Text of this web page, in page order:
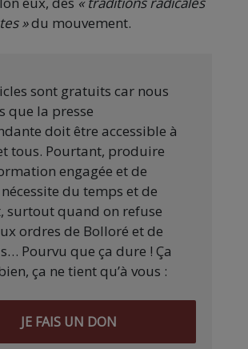
»du mouvement.
sont gratuits car nous
que la presse
doit être accessible à
tous. Pourtant, produire
engagée et de
du temps et de
surtout quand on refuse
ordres de Bolloré et de
Pourvu que ça dure ! Ça
ça ne tient qu’à vous :
JE FAIS UN DON